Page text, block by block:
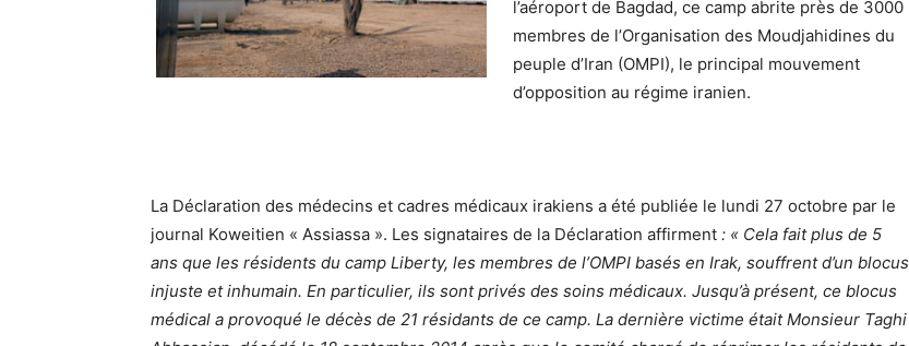
l’aéroport de Bagdad, ce camp abrite près de 3000
membres de l’Organisation des Moudjahidines du
peuple d’Iran (OMPI), le principal mouvement
d’opposition au régime iranien.
La Déclaration des médecins et cadres médicaux irakiens a été publiée le lundi 27 octobre par le
journal Koweitien « Assiassa ». Les signataires de la Déclaration affirment : « Cela fait plus de 5
ans que les résidents du camp Liberty, les membres de l’OMPI basés en Irak, souffrent d’un blocus
injuste et inhumain. En particulier, ils sont privés des soins médicaux. Jusqu’à présent, ce blocus
médical a provoqué le décès de 21 résidants de ce camp. La dernière victime était Monsieur Taghi